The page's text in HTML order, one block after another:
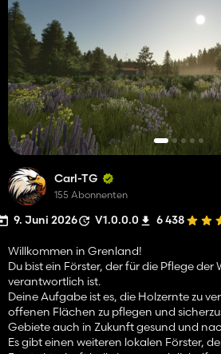
Carl-TG
155 Abonnenten
9. Juni 2026 V1.0.0.0 6 438
Willkommen in Grenland!
Du bist ein Förster, der für die Pflege
verantwortlich ist.
Deine Aufgabe ist es, die Holzernte zu
offenen Flächen zu pflegen und
Gebiete auch in Zukunft gesund und
Es gibt einen weiteren lokalen Förster,